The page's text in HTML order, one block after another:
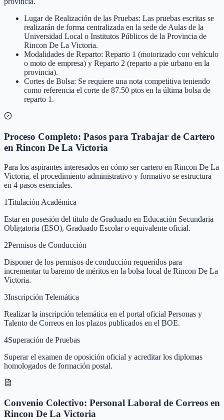
Lugar de Realización de las Pruebas: Las pruebas escritas se
realizarán de forma centralizada en la sede de Aulas de la
Universidad Local o Institutos Públicos de la Provincia de
Rincon De La Victoria.
Modalidades de Reparto: Reparto 1 (motorizado con vehículo
o moto de empresa) y Reparto 2 (reparto a pie urbano en la
provincia).
Cortes de Bolsa: Se requiere una nota competitiva teniendo
como referencia el corte de 87.50 ptos en la última bolsa de
reparto 1.
Proceso Completo: Pasos para Trabajar de Cartero
en Rincon De La Victoria
Para los aspirantes interesados en cómo ser cartero en Rincon De La
Victoria, el procedimiento administrativo y formativo se estructura
en 4 pasos esenciales.
1Titulación Académica
Estar en posesión del título de Graduado en Educación Secundaria
Obligatoria (ESO), Graduado Escolar o equivalente oficial.
2Permisos de Conducción
Disponer de los permisos de conducción requeridos para
incrementar tu baremo de méritos en la bolsa local de Rincon De La
Victoria.
3Inscripción Telemática
Realizar la inscripción telemática en el portal oficial Personas y
Talento de Correos en los plazos publicados en el BOE.
4Superación de Pruebas
Superar el examen de oposición oficial y acreditar los diplomas
homologados de formación postal.
Convenio Colectivo: Personal Laboral de Correos en
Rincon De La Victoria